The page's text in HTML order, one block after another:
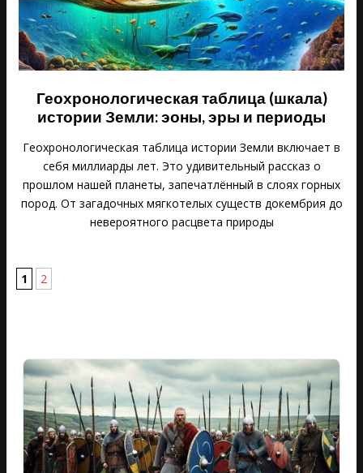
Геохронологическая таблица (шкала)
истории Земли: эоны, эры и периоды
Геохронологическая таблица истории Земли включает в
себя миллиарды лет. Это удивительный рассказ о
прошлом нашей планеты, запечатлённый в слоях горных
пород. От загадочных мягкотелых существ докембрия до
невероятного расцвета природы
1 2